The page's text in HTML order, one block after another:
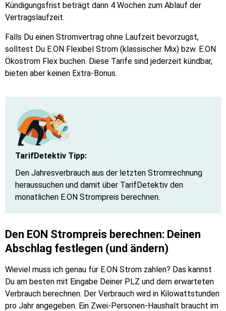
Kündigungsfrist beträgt dann 4 Wochen zum Ablauf der
Vertragslaufzeit.
Falls Du einen Stromvertrag ohne Laufzeit bevorzugst,
solltest Du E.ON Flexibel Strom (klassischer Mix) bzw. E.ON
Ökostrom Flex buchen. Diese Tarife sind jederzeit kündbar,
bieten aber keinen Extra-Bonus.
TarifDetektiv Tipp:
Den Jahresverbrauch aus der letzten Stromrechnung
heraussuchen und damit über TarifDetektiv den
monatlichen E.ON Strompreis berechnen.
Den EON Strompreis berechnen: Deinen
Abschlag festlegen (und ändern)
Wieviel muss ich genau für E.ON Strom zahlen? Das kannst
Du am besten mit Eingabe Deiner PLZ und dem erwarteten
Verbrauch berechnen. Der Verbrauch wird in Kilowattstunden
pro Jahr angegeben. Ein Zwei-Personen-Haushalt braucht im